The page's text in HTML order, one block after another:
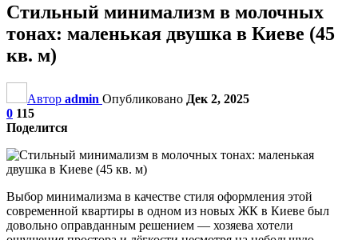
Стильный минимализм в молочных
тонах: маленькая двушка в Киеве (45
кв. м)
Автор admin Опубликовано Дек 2, 2025
0 115
Поделится
Выбор минимализма в качестве стиля оформления этой
современной квартиры в одном из новых ЖК в Киеве был
довольно оправданным решением — хозяева хотели